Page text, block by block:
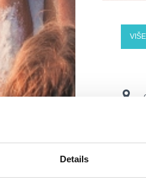
Details